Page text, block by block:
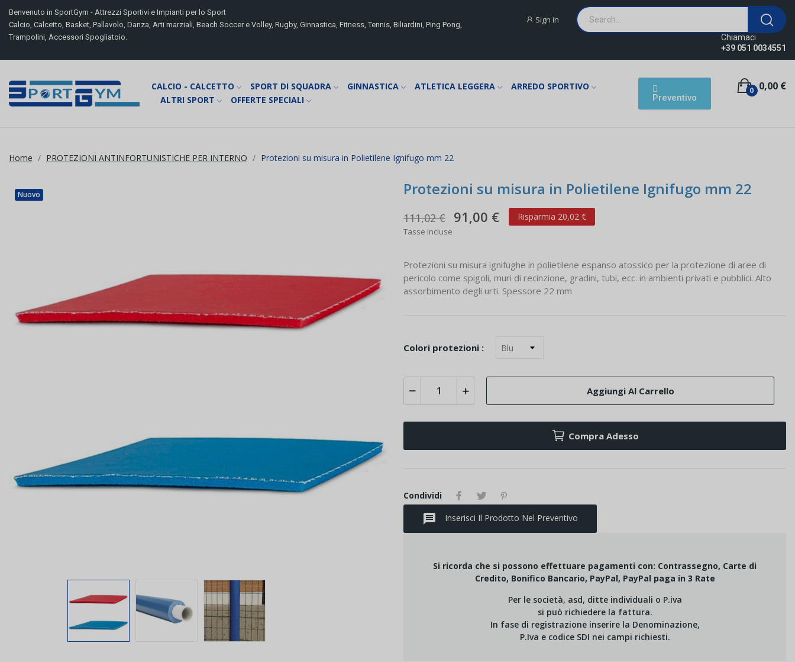
Benvenuto in SportGym - Attrezzi Sportivi e Impianti per lo Sport
Calcio, Calcetto, Basket, Pallavolo, Danza, Arti marziali, Beach Soccer e Volley, Rugby, Ginnastica, Fitness, Tennis, Biliardini, Ping Pong,
Trampolini, Accessori Spogliatoio.
Sign in
Chiamaci
+39 051 0034551
CALCIO - CALCETTO SPORT DI SQUADRA GINNASTICA ATLETICA LEGGERA
ARREDO SPORTIVO
ALTRI SPORT
OFFERTE SPECIALI Preventivo
0,00 €
0
Home PROTEZIONI ANTINFORTUNISTICHE PER INTERNO Protezioni su misura in Polietilene Ignifugo mm 22
Nuovo Protezioni su misura in Polietilene Ignifugo mm 22
111,02 € 91,00 € Risparmia 20,02 €
Tasse incluse
Protezioni su misura ignifughe in polietilene espanso atossico per la protezione di aree di
pericolo come spigoli, muri di recinzione, gradini, tubi, ecc. in ambienti privati e pubblici. Alto
assorbimento degli urti. Spessore 22 mm
Colori protezioni :
Aggiungi Al Carrello
Compra Adesso
Condividi
message Inserisci Il Prodotto Nel Preventivo
Si ricorda che si possono effettuare pagamenti con: Contrassegno, Carte di
Credito, Bonifico Bancario, PayPal, PayPal paga in 3 Rate
Per le società, asd, ditte individuali o P.iva
si può richiedere la fattura.
In fase di registrazione inserire la Denominazione,
P.Iva e codice SDI nei campi richiesti.